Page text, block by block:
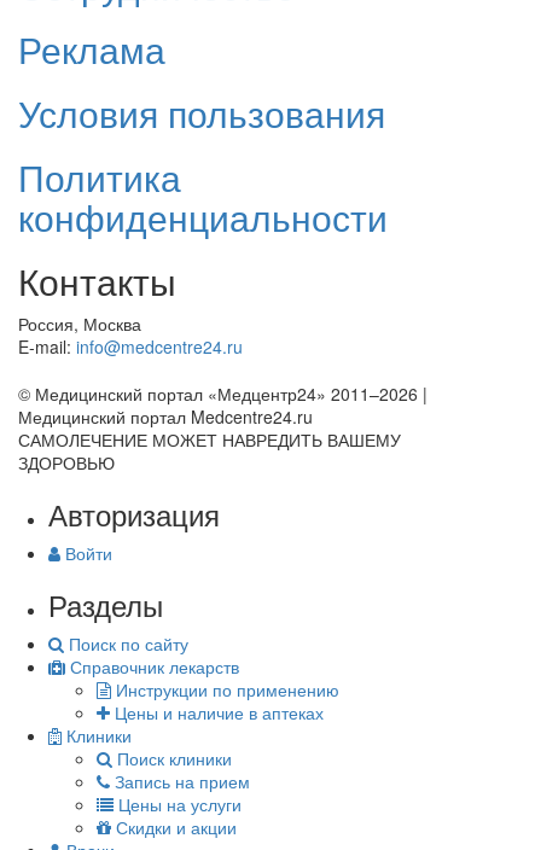
Реклама
Условия пользования
Политика
конфиденциальности
Контакты
Россия, Москва
E-mail: info@medcentre24.ru
© Медицинский портал «Медцентр24» 2011–2026 |
Медицинский портал Medcentre24.ru
САМОЛЕЧЕНИЕ МОЖЕТ НАВРЕДИТЬ ВАШЕМУ
ЗДОРОВЬЮ
Авторизация
Войти
Разделы
Поиск по сайту
Справочник лекарств
Инструкции по применению
Цены и наличие в аптеках
Клиники
Поиск клиники
Запись на прием
Цены на услуги
Скидки и акции